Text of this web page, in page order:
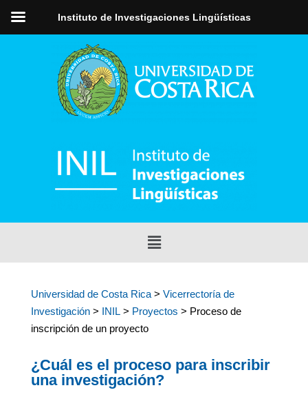
Universidad de Costa Rica> Vicerrectoría de
Investigación> INIL> Proyectos > Proceso de
inscripción de un proyecto
¿Cuál es el proceso para inscribir
una investigación?
Instituto de Investigaciones Lingüísticas